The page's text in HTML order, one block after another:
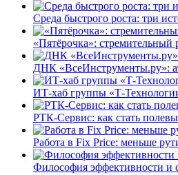
Среда быстрого роста: три
«Пятёрочка»: стремительный
ДНК «ВсеИнструменты.ру»:
ИТ-хаб группы «Т-
РТК-Сервис: как стать
Работа в Fix Price: меньше
Философия эффективности и